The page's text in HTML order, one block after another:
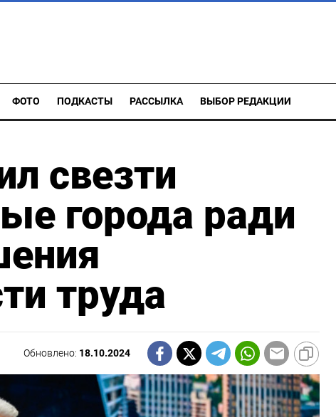
ФОТО ПОДКАСТЫ РАССЫЛКА ВЫБОР РЕДАКЦИИ
свезти
города ради
труда
Обновлено: 18.10.2024